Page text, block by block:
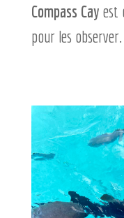
Compass Cay est
pour les observer.